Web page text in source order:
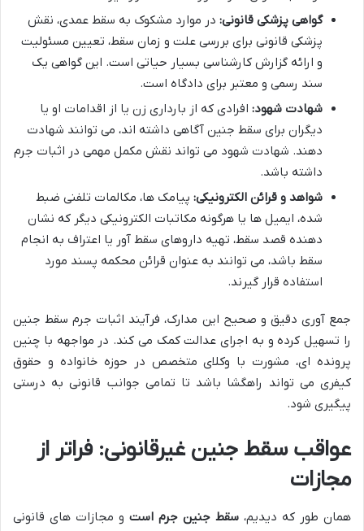
گواهی پزشکی قانونی: در موارد مشکوک به سقط عمدی، نقش
پزشکی قانونی برای بررسی علت و زمان سقط، تعیین مسئولیت
و ارائه گزارش کارشناسی بسیار حیاتی است. این گواهی یک
سند رسمی و معتبر برای دادگاه است.
شهادت شهود: افرادی که از بارداری زن یا از اقدامات او یا
دیگران برای سقط جنین آگاهی داشته اند، می توانند شهادت
دهند. شهادت شهود می تواند نقش مکمل مهمی در اثبات جرم
داشته باشد.
شواهد و قرائن الکترونیکی: پیامک ها، مکالمات تلفنی ضبط
شده، ایمیل ها یا هرگونه مکاتبات الکترونیکی دیگر که نشان
دهنده قصد سقط، تهیه داروهای سقط آور یا اعتراف به انجام
سقط باشد، می توانند به عنوان قرائن محکمه پسند مورد
استفاده قرار گیرند.
جمع آوری دقیق و صحیح این مدارک، فرآیند اثبات جرم سقط جنین
را تسهیل کرده و به اجرای عدالت کمک می کند. در مواجهه با چنین
پرونده ای، مشورت با وکلای متخصص در حوزه خانواده و حقوق
کیفری می تواند راهگشا باشد تا تمامی جوانب قانونی به درستی
پیگیری شود.
عواقب سقط جنین غیرقانونی: فراتر از
مجازات
همان طور که دیدیم، سقط جنین جرم است و مجازات های قانونی